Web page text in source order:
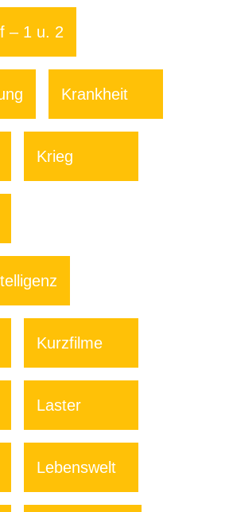
– 1 u. 2
Krankheit
Krieg
Kurzfilme
Laster
Lebenswelt